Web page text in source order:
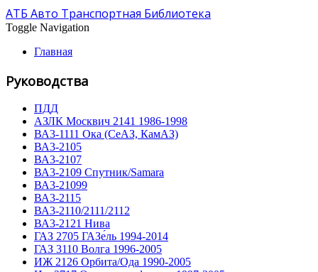
АТБ Авто Транспортная Библиотека
Toggle Navigation
Главная
Руководства
ПДД
АЗЛК Москвич 2141 1986-1998
ВА3-1111 Ока (СеАЗ, КамАЗ)
ВА3-2105
ВА3-2107
ВА3-2109 Спутник/Samara
ВА3-21099
ВА3-2115
ВА3-2110/2111/2112
ВА3-2121 Нива
ГАЗ 2705 ГАЗе́ль 1994-2014
ГАЗ 3110 Волга 1996-2005
ИЖ 2126 Орбита/Ода 1990-2005